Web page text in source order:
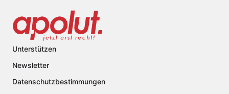
Unterstützen
Newsletter
Datenschutzbestimmungen